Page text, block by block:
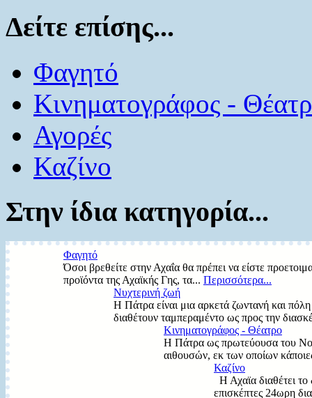
Δείτε επίσης...
Φαγητό
Κινηματογράφος -
Αγορές
Καζίνο
Στην ίδια κατηγορία...
Φαγητό
Όσοι βρεθείτε στην Αχαΐα θα πρέπει να είστε
προϊόντα της Αχαϊκής Γης, τα... Περισσότερα...
Νυχτερινή ζωή
Η Πάτρα είναι μια αρκετά ζωντανή και
διαθέτουν ταμπεραμέντο ως προς την
Κινηματογράφος - Θέατρο
Η Πάτρα ως πρωτεύουσα του
αιθουσών, εκ των οποίων
Καζίνο
Η Αχαϊα διαθέτει
επισκέπτες 24ωρη